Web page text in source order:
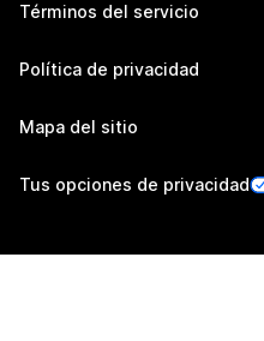
Términos del servicio
Política de privacidad
Mapa del sitio
Tus opciones de privacidad